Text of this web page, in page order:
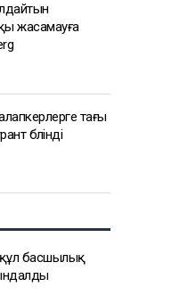
жасамауға
тағы
бөлінді
басшылық